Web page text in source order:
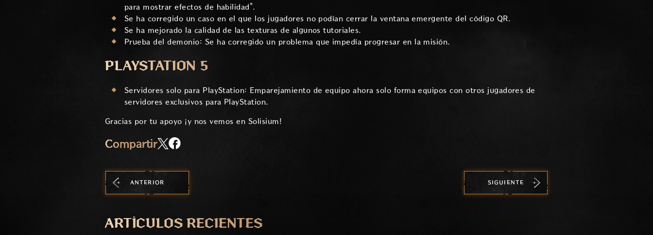
para mostrar efectos de habilidad".
Se ha corregido un caso en el que los jugadores no podían cerrar la ventana emergente del código QR.
Se ha mejorado la calidad de las texturas de algunos tutoriales.
Prueba del demonio: Se ha corregido un problema que impedía progresar en la misión.
PLAYSTATION 5
Servidores solo para PlayStation: Emparejamiento de equipo ahora solo forma equipos con otros jugadores de
servidores exclusivos para PlayStation.
Gracias por tu apoyo ¡y nos vemos en Solisium!
Compartir
ANTERIOR SIGUIENTE
ARTÍCULOS RECIENTES